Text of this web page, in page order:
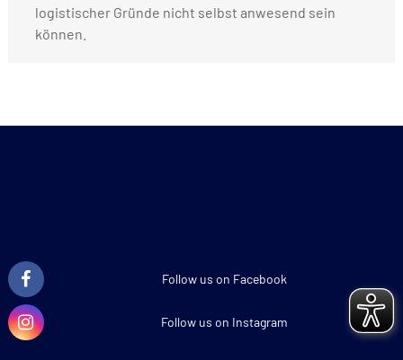
logistischer Gründe nicht selbst anwesend sein
können.
Follow us on Facebook
Follow us on Instagram